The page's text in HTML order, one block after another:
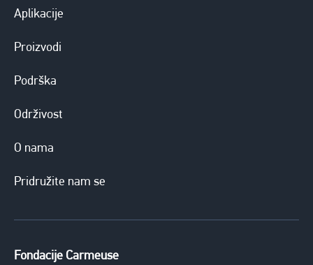
Aplikacije
Proizvodi
Podrška
Održivost
O nama
Pridružite nam se
Fondacije Carmeuse